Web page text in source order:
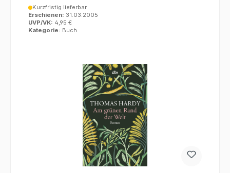
Kurzfristig lieferbar
Erschienen: 31.03.2005
UVP/VK: 4,95 €
Kategorie: Buch